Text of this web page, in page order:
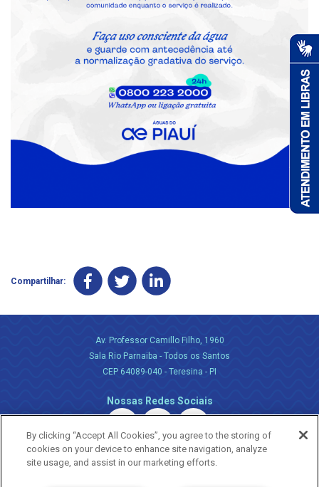
Compartilhar:
Av. Professor Camillo Filho, 1960
Sala Rio Parnaiba - Todos os Santos
CEP 64089-040 - Teresina - PI
Nossas Redes Sociais
By clicking “Accept All Cookies”, you agree to the storing of
cookies on your device to enhance site navigation, analyze
site usage, and assist in our marketing efforts.